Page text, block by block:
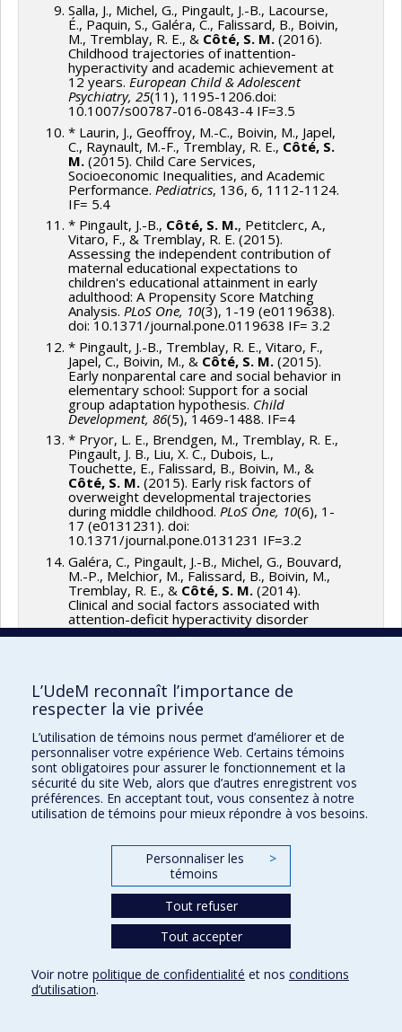
Salla, J., Michel, G., Pingault, J.-B., Lacourse,
É., Paquin, S., Galéra, C., Falissard, B., Boivin,
M., Tremblay, R. E., & Côté, S. M. (2016).
Childhood trajectories of inattention-
hyperactivity and academic achievement at
12 years. European Child & Adolescent
Psychiatry, 25(11), 1195-1206.doi:
10.1007/s00787-016-0843-4 IF=3.5
* Laurin, J., Geoffroy, M.-C., Boivin, M., Japel,
C., Raynault, M.-F., Tremblay, R. E., Côté, S.
M. (2015). Child Care Services,
Socioeconomic Inequalities, and Academic
Performance. Pediatrics, 136, 6, 1112-1124.
IF= 5.4
* Pingault, J.-B., Côté, S. M., Petitclerc, A.,
Vitaro, F., & Tremblay, R. E. (2015).
Assessing the independent contribution of
maternal educational expectations to
children's educational attainment in early
adulthood: A Propensity Score Matching
Analysis. PLoS One, 10(3), 1-19 (e0119638).
doi: 10.1371/journal.pone.0119638 IF= 3.2
* Pingault, J.-B., Tremblay, R. E., Vitaro, F.,
Japel, C., Boivin, M., & Côté, S. M. (2015).
Early nonparental care and social behavior in
elementary school: Support for a social
group adaptation hypothesis. Child
Development, 86(5), 1469-1488. IF=4
* Pryor, L. E., Brendgen, M., Tremblay, R. E.,
Pingault, J. B., Liu, X. C., Dubois, L.,
Touchette, E., Falissard, B., Boivin, M., &
Côté, S. M. (2015). Early risk factors of
overweight developmental trajectories
during middle childhood. PLoS One, 10(6), 1-
17 (e0131231). doi:
10.1371/journal.pone.0131231 IF=3.2
Galéra, C., Pingault, J.-B., Michel, G., Bouvard,
M.-P., Melchior, M., Falissard, B., Boivin, M.,
Tremblay, R. E., & Côté, S. M. (2014).
Clinical and social factors associated with
attention-deficit hyperactivity disorder
medication use: Population-based
* Pingault, J. B.,Côté, S. M., Vitaro, F.,
Falissard, B., Genolini, C., & Tremblay, R. E.
childhood inattention symptoms uniquely
predicts educational attainment: A 16-year
longitudinal study.Psychiatry Research,
219(3), 707-709. doi:
10.1016/j.psychres.2014.06.022. IF 2,682
Communications
Pour une liste complète de mes communications
Google Scholar
L’UdeM reconnaît l’importance de
respecter la vie privée
L’utilisation de témoins nous permet d’améliorer et de
personnaliser votre expérience Web. Certains témoins
sont obligatoires pour assurer le fonctionnement et la
sécurité du site Web, alors que d’autres enregistrent vos
préférences. En acceptant tout, vous consentez à notre
utilisation de témoins pour mieux répondre à vos besoins.
Personnaliser les
témoins
>
Tout refuser
Tout accepter
Voir notre politique de confidentialité et nos conditions
d’utilisation.